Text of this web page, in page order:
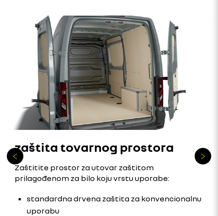
zaštita tovarnog prostora
Zaštitite prostor za utovar zaštitom
prilagođenom za bilo koju vrstu uporabe:
standardna drvena zaštita za konvencionalnu
uporabu